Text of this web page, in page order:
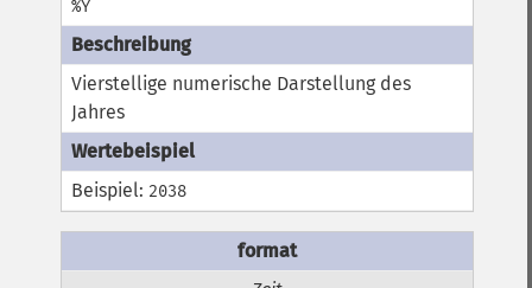
%Y
Vierstellige numerische Darstellung des
Jahres
Beispiel: 2038